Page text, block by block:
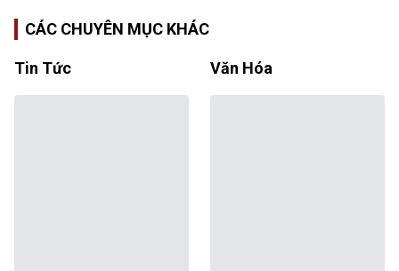
CÁC CHUYÊN MỤC KHÁC
Tin Tức Văn Hóa